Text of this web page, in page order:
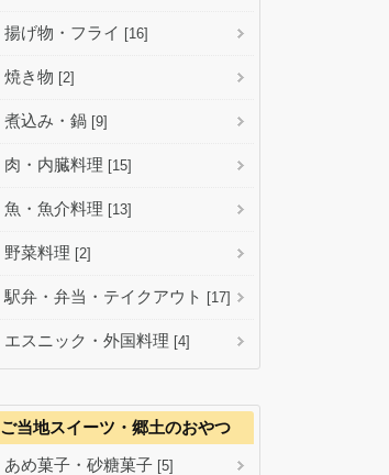
揚げ物・フライ [16]
焼き物 [2]
煮込み・鍋 [9]
肉・内臓料理 [15]
魚・魚介料理 [13]
野菜料理 [2]
駅弁・弁当・テイクアウト [17]
エスニック・外国料理 [4]
ご当地スイーツ・郷土のおやつ
あめ菓子・砂糖菓子 [5]